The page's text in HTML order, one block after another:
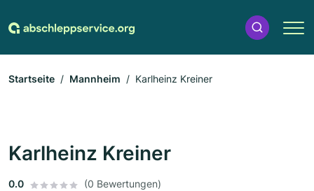
Startseite Mannheim Karlheinz Kreiner
Karlheinz Kreiner
0.0 (0 Bewertungen)